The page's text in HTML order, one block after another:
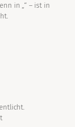
in „“ – ist in